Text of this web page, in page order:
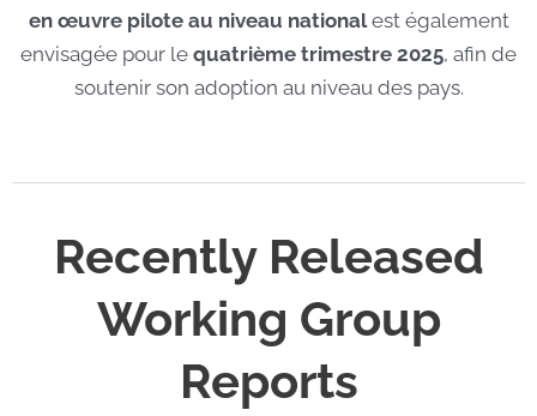
en œuvre pilote au niveau nationalest également
envisagée pour le quatrième trimestre 2025, afin de
soutenir son adoption au niveau des pays.
Recently Released
Working Group
Reports